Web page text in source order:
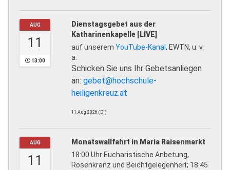
AUG
11
13:00
Dienstagsgebet aus der
Katharinenkapelle [LIVE]
auf unserem YouTube-Kanal, EWTN, u. v.
a.
Schicken Sie uns Ihr Gebetsanliegen
an: gebet@hochschule-
heiligenkreuz.at
11.Aug.2026 (Di)
AUG
11
Monatswallfahrt in Maria Raisenmarkt
18:00 Uhr Eucharistische Anbetung,
Rosenkranz und Beichtgelegenheit; 18:45